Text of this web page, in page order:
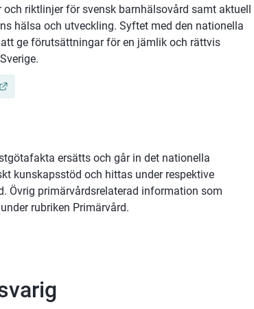
riktlinjer för svensk barnhälsovård samt aktuell
hälsa och utveckling. Syftet med den nationella
ge förutsättningar för en jämlik och rättvis
ersätts och går in det nationella
kunskapsstöd och hittas under respektive
Övrig primärvårdsrelaterad information som
rubriken Primärvård.